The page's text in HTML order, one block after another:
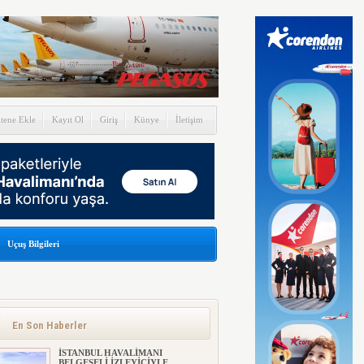
Ekle Kayıt Ol Giriş Künye İletişim
Uçuş Bilgileri
En Son Haberler
İSTANBUL HAVALİMANI